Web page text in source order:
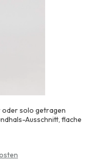
oder solo getragen
Ausschnitt, flache